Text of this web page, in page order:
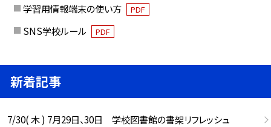
学習用情報端末の使い方 PDF
SNS学校ルール PDF
新着記事
7/30( 木 ) 7月29日、30日 学校図書館の書架リフレッシュ